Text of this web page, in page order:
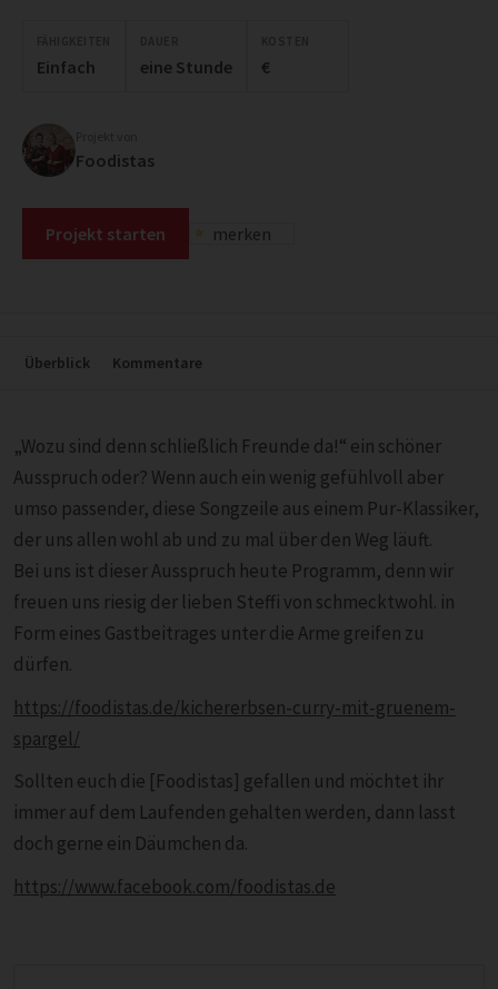
Einfach eine Stunde €
Foodistas
Projekt starten merken
Überblick Kommentare
„Wozu sind denn schließlich Freunde da!“ ein schöner
Ausspruch oder? Wenn auch ein wenig gefühlvoll aber
umso passender, diese Songzeile aus einem Pur-Klassiker,
der uns allen wohl ab und zu mal über den Weg läuft.
Bei uns ist dieser Ausspruch heute Programm, denn wir
freuen uns riesig der lieben Steffi von schmecktwohl. in
Form eines Gastbeitrages unter die Arme greifen zu
dürfen.
https://foodistas.de/kichererbsen-curry-mit-gruenem-
spargel/
Sollten euch die [Foodistas] gefallen und möchtet ihr
immer auf dem Laufenden gehalten werden, dann lasst
doch gerne ein Däumchen da.
https://www.facebook.com/foodistas.de